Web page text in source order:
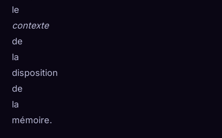
le
contexte
de
la
disposition
de
la
mémoire.